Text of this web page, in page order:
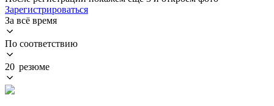
Зарегистрироваться
За всё время
По соответствию
20 резюме